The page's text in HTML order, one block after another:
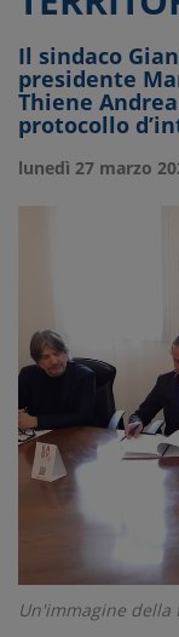
Il sindaco
presidente
Thiene
protocollo
lunedì 27 marzo
Un'immagine della